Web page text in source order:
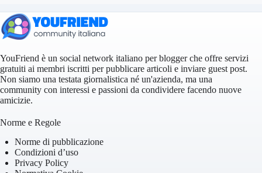
YouFriend è un social network italiano per blogger che offre servizi
gratuiti ai membri iscritti per pubblicare articoli e inviare guest post.
Non siamo una testata giornalistica né un'azienda, ma una
community con interessi e passioni da condividere facendo nuove
amicizie.
Norme e Regole
Norme di pubblicazione
Condizioni d’uso
Privacy Policy